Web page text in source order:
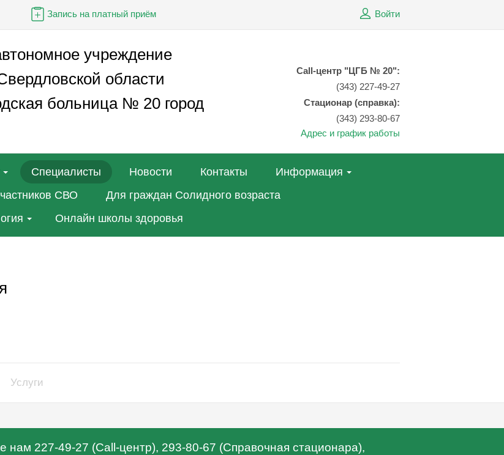
Запись на платный приём Войти
учреждение
области
больница № 20 город
Call-центр "ЦГБ № 20":
(343) 227-49-27
Стационар (справка):
(343) 293-80-67
Адрес и график работы
Специалисты Новости Контакты
Информация
СВО
Для граждан Солидного возраста
Онлайн школы здоровья
Услуги
нам 227-49-27 (Call-центр), 293-80-67 (Справочная стационара),